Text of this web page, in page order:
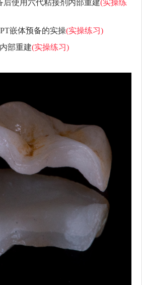
后使用六代粘接剂内部重建(实操练
嵌体预备的实操(实操练习)
部重建(实操练习)